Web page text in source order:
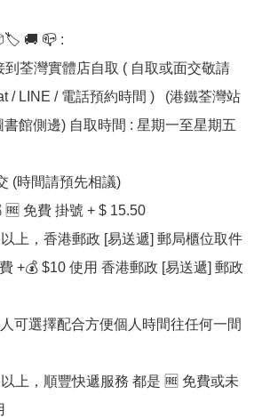
🚚 📪 :
到荃灣實體店自取 ( 自取或面交敬請
/ LINE / 電話預約時間 )   (港鐵荃灣站
館側邊) 自取時間 : 星期一至星期五
(時間請預先相議)
🆓 免費 掛號 + $ 15.50
上，香港郵政 [易送遞] 郵局櫃位取件
+💰 $10 使用 香港郵政 [易送遞] 郵政
上，順豐快遞服務 都是 🆓 免費或未